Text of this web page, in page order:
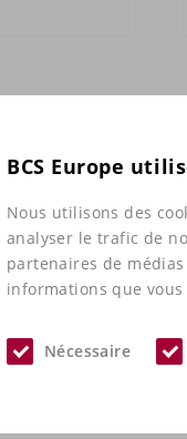
BCS Europe
Nous utilisons des
analyser le trafic de
partenaires de
informations que
Nécessaire